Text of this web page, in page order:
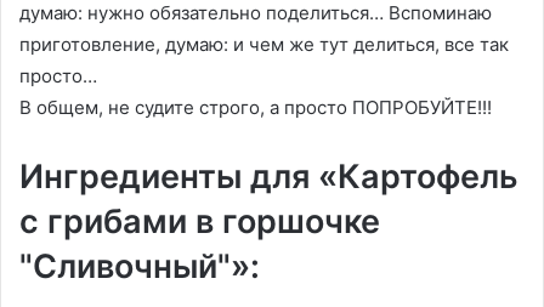
думаю: нужно обязательно поделиться… Вспоминаю
приготовление, думаю: и чем же тут делиться, всe так
просто…
В общем, не судите строго, а просто ПОПРОБУЙТЕ!!!
Ингредиенты для «Картофель
с грибами в горшочке
"Сливочный"»: